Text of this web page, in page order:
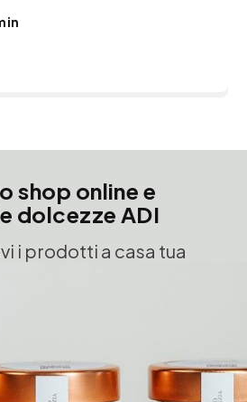
shop online e
dolcezze ADI
i prodotti a casa tua